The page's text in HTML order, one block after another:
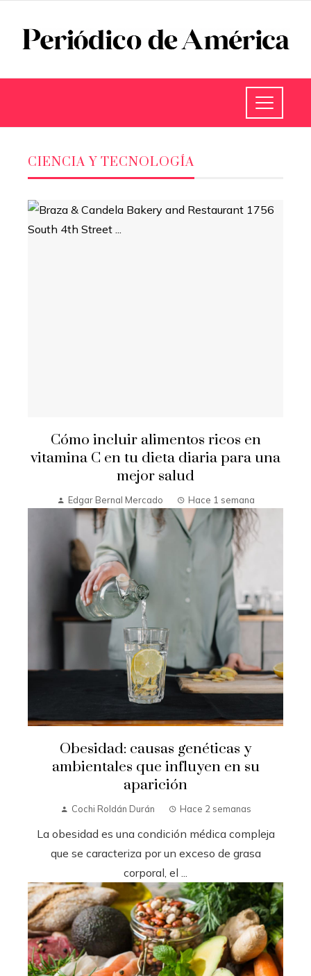
CIENCIA Y TECNOLOGÍA
Cómo incluir alimentos ricos en
vitamina C en tu dieta diaria para una
mejor salud
Edgar Bernal Mercado Hace 1 semana
Obesidad: causas genéticas y
ambientales que influyen en su
aparición
Cochi Roldán Durán Hace 2 semanas
La obesidad es una condición médica compleja
que se caracteriza por un exceso de grasa
corporal, el ...